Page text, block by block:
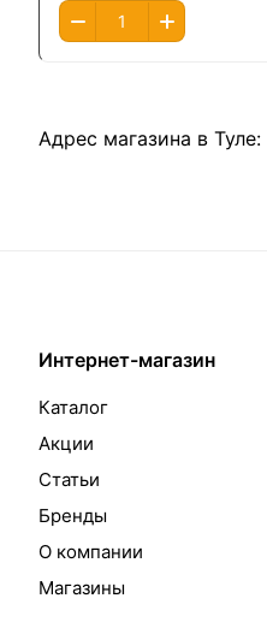
Адрес магазина в Туле:
Интернет-магазин
Каталог
Акции
Статьи
Бренды
О компании
Магазины